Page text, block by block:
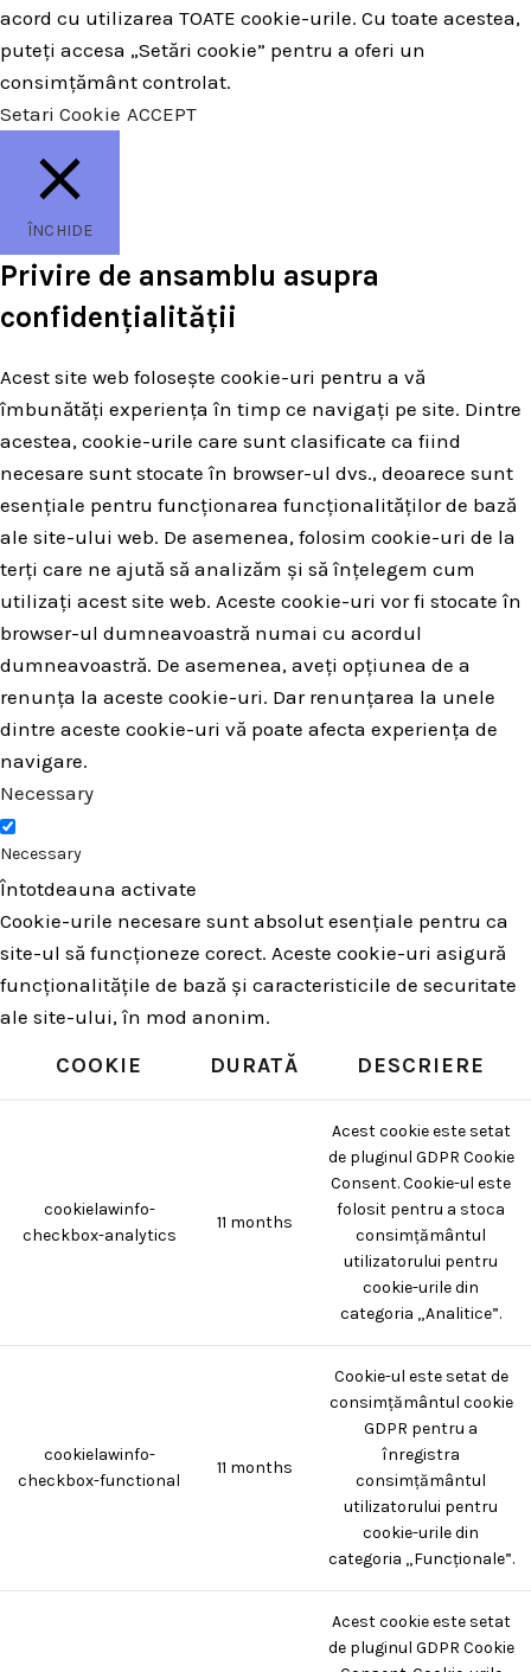
acord cu utilizarea TOATE cookie-urile. Cu toate acestea,
puteți accesa „Setări cookie” pentru a oferi un
consimțământ controlat.
Setari Cookie ACCEPT
ÎNCHIDE
Privire de ansamblu asupra
confidențialității
Acest site web folosește cookie-uri pentru a vă
îmbunătăți experiența în timp ce navigați pe site. Dintre
acestea, cookie-urile care sunt clasificate ca fiind
necesare sunt stocate în browser-ul dvs., deoarece sunt
esențiale pentru funcționarea funcționalităților de bază
ale site-ului web. De asemenea, folosim cookie-uri de la
terți care ne ajută să analizăm și să înțelegem cum
utilizați acest site web. Aceste cookie-uri vor fi stocate în
browser-ul dumneavoastră numai cu acordul
dumneavoastră. De asemenea, aveți opțiunea de a
renunța la aceste cookie-uri. Dar renunțarea la unele
dintre aceste cookie-uri vă poate afecta experiența de
navigare.
Necessary
Necessary
Întotdeauna activate
Cookie-urile necesare sunt absolut esențiale pentru ca
site-ul să funcționeze corect. Aceste cookie-uri asigură
funcționalitățile de bază și caracteristicile de securitate
ale site-ului, în mod anonim.
COOKIE DURATĂ DESCRIERE
cookielawinfo-
checkbox-analytics
11 months
Acest cookie este setat
de pluginul GDPR Cookie
Consent. Cookie-ul este
folosit pentru a stoca
consimțământul
utilizatorului pentru
cookie-urile din
categoria „Analitice”.
cookielawinfo-
checkbox-functional
11 months
Cookie-ul este setat de
consimțământul cookie
GDPR pentru a
înregistra
consimțământul
utilizatorului pentru
cookie-urile din
categoria „Funcționale”.
Acest cookie este setat
de pluginul GDPR Cookie